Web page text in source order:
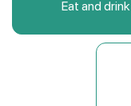
Eat and drink